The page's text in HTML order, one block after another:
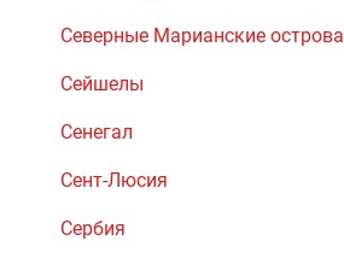
Северные Марианские острова
Сейшелы
Сенегал
Сент-Люсия
Сербия